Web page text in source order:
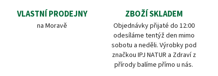
VLASTNÍ PRODEJNY
na Moravě
ZBOŽÍ SKLADEM
Objednávky přijaté do 12:00
odesíláme tentýž den mimo
sobotu a neděli. Výrobky pod
značkou IPJ NATUR a Zdraví z
přírody balíme přímo u nás.